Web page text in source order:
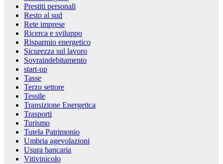
Prestiti personali
Resto al sud
Rete imprese
Ricerca e sviluppo
Risparmio energetico
Sicurezza sul lavoro
Sovraindebitamento
start-up
Tasse
Terzo settore
Tessile
Transizione Energetica
Trasporti
Turismo
Tutela Patrimonio
Umbria agevolazioni
Usura bancaria
Vitivinicolo